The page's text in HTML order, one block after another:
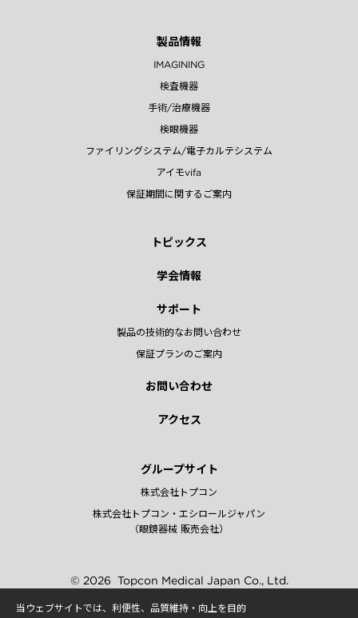
製品情報
IMAGINING
検査機器
手術/治療機器
検眼機器
ファイリングシステム/電子カルテシステム
アイモvifa
保証期間に関するご案内
トピックス
学会情報
サポート
製品の技術的なお問い合わせ
保証プランのご案内
お問い合わせ
アクセス
グループサイト
株式会社トプコン
株式会社トプコン・エシロールジャパン
（眼鏡器械 販売会社）
© 2026 Topcon Medical Japan Co., Ltd.
当ウェブサイトでは、利便性、品質維持・向上を目的